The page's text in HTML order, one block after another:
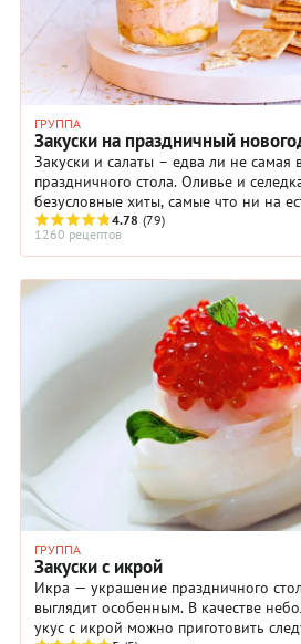
ГРУППА
Закуски на праздничный
Закуски и салаты – едва ли не самая
праздничного стола. Оливье и
безусловные хиты, самые что ни на
– ну какой без них Новый год! ...
4.78 (79)
1260 рецептов
ГРУППА
Закуски с икрой
Икра — украшение праздничного
выглядит особенным. В качестве
укус с икрой можно приготовить